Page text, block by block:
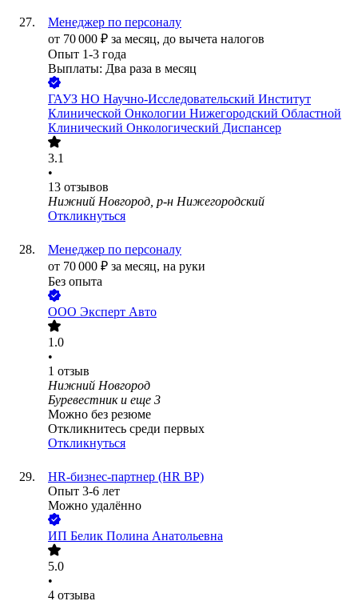
Менеджер по персоналу
от 70 000 ₽ за месяц, до вычета налогов
Опыт 1-3 года
Выплаты: Два раза в месяц
ГАУЗ НО Научно-Исследовательский Институт
Клинической Онкологии Нижегородский Областной
Клинический Онкологический Диспансер
3.1
•
13 отзывов
Нижний Новгород, р-н Нижегородский
Откликнуться
Менеджер по персоналу
от 70 000 ₽ за месяц, на руки
Без опыта
ООО Эксперт Авто
1.0
•
1 отзыв
Нижний Новгород
Буревестник и еще 3
Можно без резюме
Откликнитесь среди первых
Откликнуться
HR-бизнес-партнер (HR BP)
Опыт 3-6 лет
Можно удалённо
ИП Белик Полина Анатольевна
5.0
•
4 отзыва